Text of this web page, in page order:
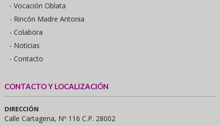
- Vocación Oblata
- Rincón Madre Antonia
- Colabora
- Noticias
- Contacto
CONTACTO Y LOCALIZACIÓN
DIRECCIÓN
Calle Cartagena, Nº 116 C.P. 28002